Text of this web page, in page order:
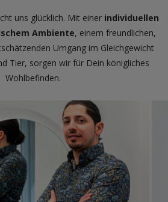
uns glücklich. Mit einerindividuellen
Ambiente, einem freundlichen,
Umgang im Gleichgewicht
Tier, sorgen wir für Dein königliches
Wohlbefinden.